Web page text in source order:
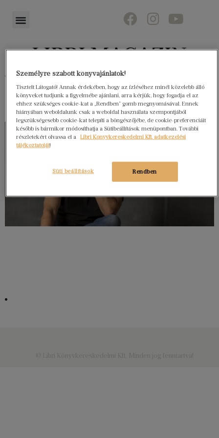
Könyvektől az olvasókig
Személyre szabott könyvajánlatok!
Tisztelt Látogató! Annak érdekében, hogy az ízléséhez minél közelebb álló
könyveket tudjunk a figyelmébe ajánlani, arra kérjük, hogy fogadja el az
ehhez szükséges cookie-kat a „Rendben” gomb megnyomásával. Ennek
hiányában weboldalunk csak a weboldal használata szempontjából
legszükségesebb cookie-kat telepíti a böngészőjébe, de cookie-preferenciáit
később is bármikor módosíthatja a Sütibeállítások menüpontban. További
részletekért olvassa el a
Libri Könyvkereskedelmi Kft. adatkezelési
tájékoztatóját!
Rendben
Süti beállítások